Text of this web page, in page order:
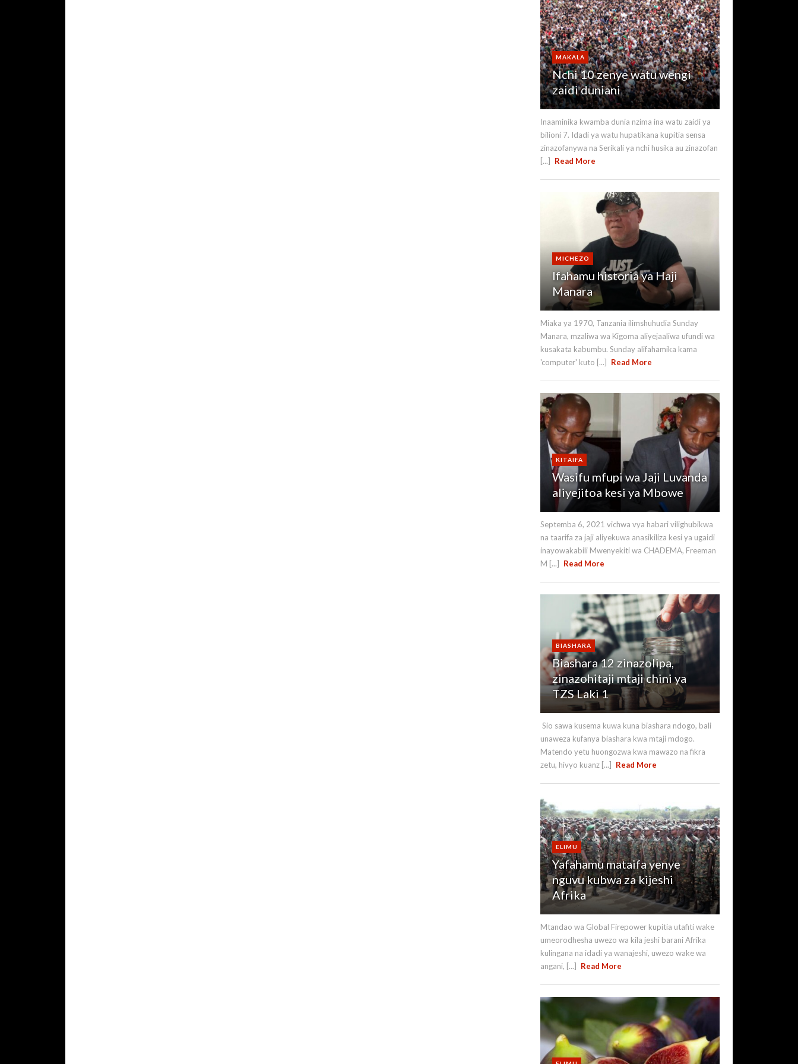
MAKALA
Nchi 10 zenye watu wengi
zaidi duniani
Inaaminika kwamba dunia nzima ina watu zaidi ya
bilioni 7. Idadi ya watu hupatikana kupitia sensa
zinazofanywa na Serikali ya nchi husika au zinazofan
[...]
Read More
MICHEZO
Ifahamu historia ya Haji
Manara
Miaka ya 1970, Tanzania ilimshuhudia Sunday
Manara, mzaliwa wa Kigoma aliyejaaliwa ufundi wa
kusakata kabumbu. Sunday alifahamika kama
'computer' kuto [...]
Read More
KITAIFA
Wasifu mfupi wa Jaji Luvanda
aliyejitoa kesi ya Mbowe
Septemba 6, 2021 vichwa vya habari vilighubikwa
na taarifa za jaji aliyekuwa anasikiliza kesi ya ugaidi
inayowakabili Mwenyekiti wa CHADEMA, Freeman
M [...]
Read More
BIASHARA
Biashara 12 zinazolipa,
zinazohitaji mtaji chini ya
TZS Laki 1
Sio sawa kusema kuwa kuna biashara ndogo, bali
unaweza kufanya biashara kwa mtaji mdogo.
Matendo yetu huongozwa kwa mawazo na fikra
zetu, hivyo kuanz [...]
Read More
ELIMU
Yafahamu mataifa yenye
nguvu kubwa za kijeshi
Afrika
Mtandao wa Global Firepower kupitia utafiti wake
umeorodhesha uwezo wa kila jeshi barani Afrika
kulingana na idadi ya wanajeshi, uwezo wake wa
angani, [...]
Read More